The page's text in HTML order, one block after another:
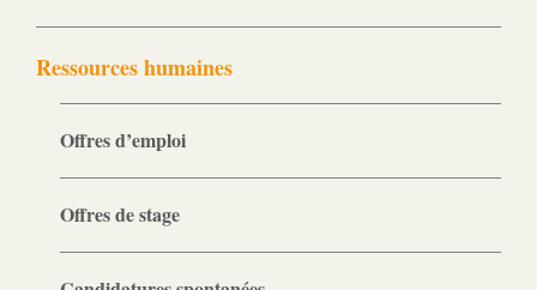
Ressources humaines
Offres d’emploi
Offres de stage